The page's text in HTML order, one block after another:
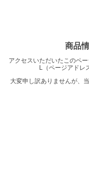
商品
アクセスいただいたこのペ
L（ページアドレ
大変申し訳ありませんが、